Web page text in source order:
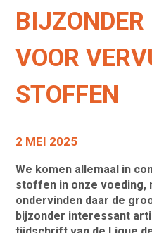
BIJZONDER
VOOR
STOFFEN
2 MEI 2025
We komen allemaal in
stoffen in onze voeding,
ondervinden daar de
bijzonder interessant